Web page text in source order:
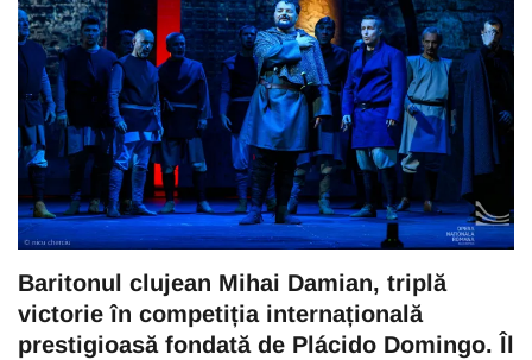
Baritonul clujean Mihai Damian, triplă
victorie în competiția internațională
prestigioasă fondată de Plácido Domingo. Îl